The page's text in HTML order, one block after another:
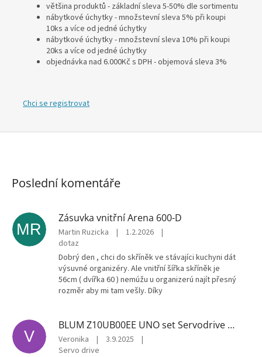
většina produktů - základní sleva 5-50% dle sortimentu
nábytkové úchytky - množstevní sleva 5% při koupi
10ks a více od jedné úchytky
nábytkové úchytky - množstevní sleva 10% při koupi
20ks a více od jedné úchytky
objednávka nad 6.000Kč s DPH - objemová sleva 3%
Chci se registrovat
Poslední komentáře
MR
Zásuvka vnitřní Arena 600-D
Martin Ruzicka | 1.2.2026
|
dotaz
Dobrý den , chci do skříněk ve stávajíci kuchyni dát
výsuvné organizéry. Ale vnitřní šířka skříněk je
56cm ( dvířka 60 ) nemúžu u organizerú najít přesný
rozměr aby mi tam vešly. Díky
V
BLUM Z10UB00EE UNO set Servodrive pro 1 zásuvku
Veronika | 3.9.2025
|
Servo drive